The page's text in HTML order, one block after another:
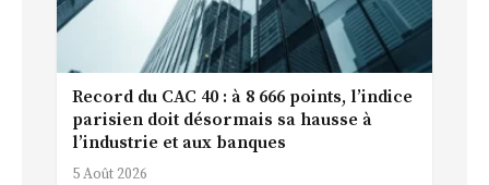
Record du CAC 40 : à 8 666 points, l’indice
parisien doit désormais sa hausse à
l’industrie et aux banques
5 Août 2026